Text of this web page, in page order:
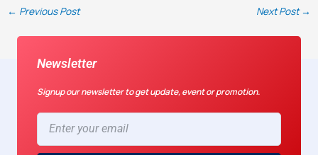
← Previous Post Next Post→
Newsletter
Signup our newsletter to get update, event or promotion.
Enter
your
email